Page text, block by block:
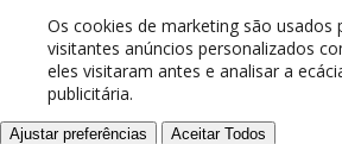
Os cookies de marketing são usados
visitantes anúncios personalizados
eles visitaram antes e analisar a
publicitária.
Ajustar preferências Aceitar Todos